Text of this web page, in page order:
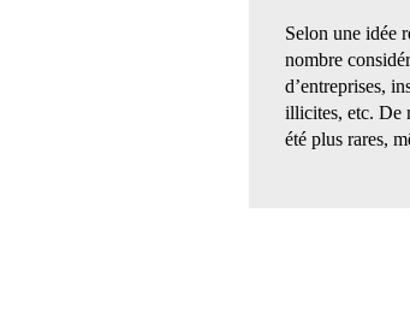
Selon une idée
nombre
d’entreprises,
illicites, etc. De
été plus rares,